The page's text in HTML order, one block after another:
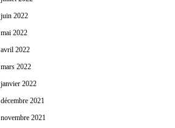
juin 2022
mai 2022
avril 2022
mars 2022
janvier 2022
décembre 2021
novembre 2021